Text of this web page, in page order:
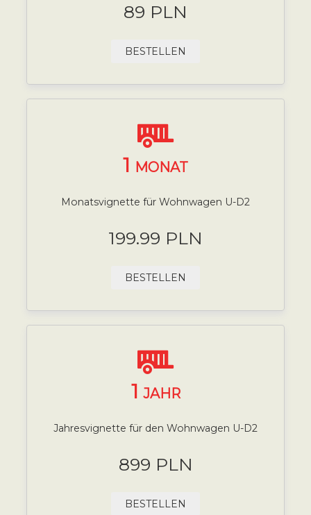
89 PLN
BESTELLEN
1 MONAT
Monatsvignette für Wohnwagen U-D2
199.99 PLN
BESTELLEN
1 JAHR
Jahresvignette für den Wohnwagen U-D2
899 PLN
BESTELLEN